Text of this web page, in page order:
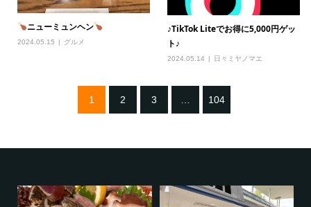
ニューミュンヘン
2024.05.15 グルメ
♪TikTok Liteでお得に5,000円ゲッ
ト♪
2024.05.14 日々ミヤノマエ
1 2 3 104